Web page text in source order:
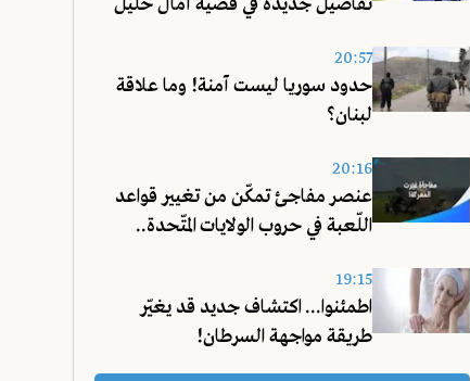
20:57
حدود سوريا ليست آمنة! وما علاقة
لبنان؟
20:16
عنصر مفاجئ تمكّن من تغيير قواعد
اللّعبة في حروب الولايات المتّحدة..
19:15
اطمئنوا... اكتشاف جديد قد يغيّر
طريقة مواجهة السرطان!